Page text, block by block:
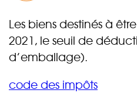
Les biens destinés à
2021, le seuil de
d’emballage).
code des impôts